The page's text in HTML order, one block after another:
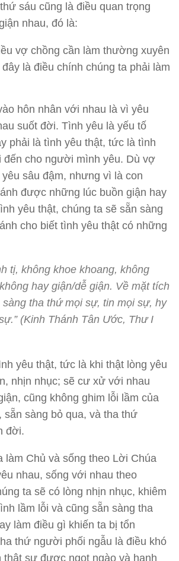
sáu cũng là điều quan trọng
nhau, đó là:
vợ chồng cần làm thường xuyên
là điều chính chúng ta phải làm
hôn nhân với nhau là vì yêu
suốt đời. Tình yêu là yếu tố
phải là tình yêu thật, tức là tình
cho người mình yêu. Dù vợ
sâu đậm, nhưng vì là con
được những lúc buồn giận hay
yêu thật, chúng ta sẽ sẵn sàng
cho biết tình yêu thật có những
tị, không khoe khoang, không
hay giận/dễ giận. Về mặt tích
tha thứ mọi sự, tin mọi sự, hy
(Kinh Thánh Tân Ước, Thư I
yêu thật, tức là khi thật lòng yêu
nhịn nhục; sẽ cư xử với nhau
cũng không ghim lỗi lầm của
sẵn sàng bỏ qua, và tha thứ
đời.
làm Chủ và sống theo Lời Chúa
nhau, sống với nhau theo
ta sẽ có lòng nhịn nhục, khiêm
lầm lỗi và cũng sẵn sàng tha
làm điều gì khiến ta bị tổn
thứ người phối ngẫu là điều khó
sự được ngọt ngào và hạnh